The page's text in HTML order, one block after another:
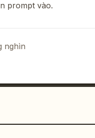
prompt vào.
nghìn